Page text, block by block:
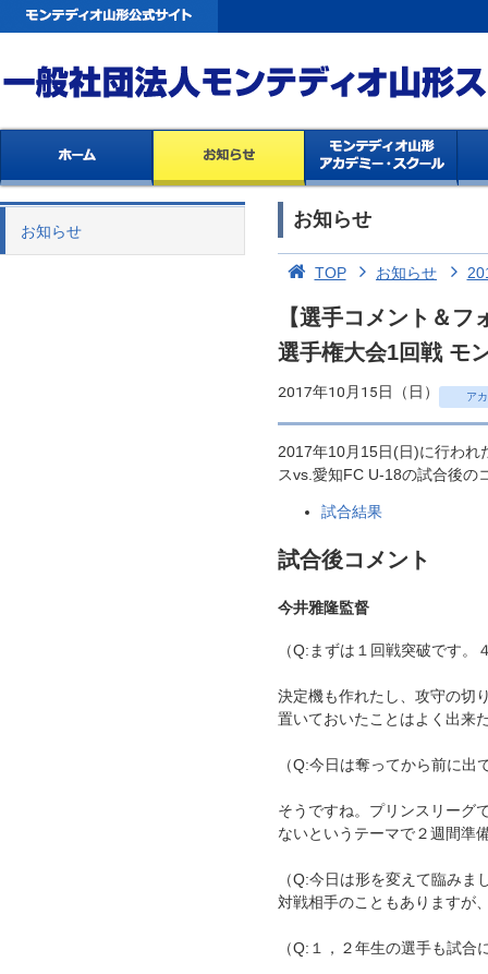
お知らせ
お知らせ
TOP お知らせ
【選手コメント＆
選手権大会1回戦 モ
2017年10月15日（日） ア
2017年10月15日(日)に行われ
スvs.愛知FC U-18の試合後の
試合結果
試合後コメント
今井雅隆監督
（Q:まずは１回戦突破です
決定機も作れたし、攻守の切
置いておいたことはよく出来
（Q:今日は奪ってから前に
そうですね。プリンスリーグ
ないというテーマで２週間準
（Q:今日は形を変えて臨みま
対戦相手のこともありますが
（Q:１，２年生の選手も試